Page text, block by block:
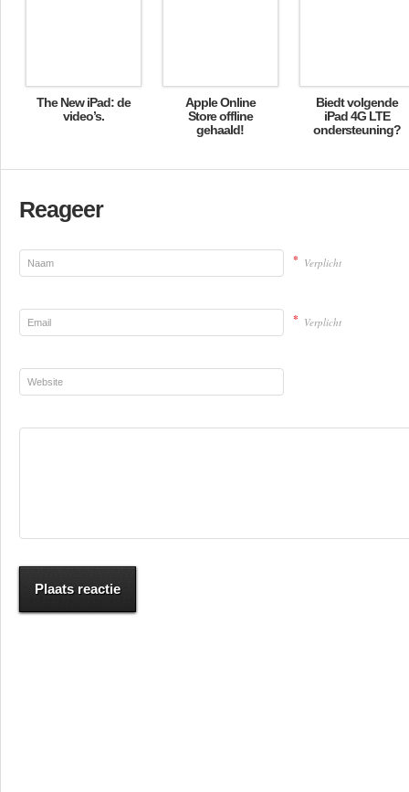
The New iPad: de
video’s.
Apple Online
Store offline
gehaald!
Biedt volgende
iPad 4G LTE
ondersteuning?
Reageer
* Verplicht
* Verplicht